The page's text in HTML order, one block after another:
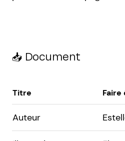
📥 Document
Titre
Auteur